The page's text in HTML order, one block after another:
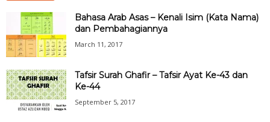
Bahasa Arab Asas – Kenali Isim (Kata Nama)
dan Pembahagiannya
March 11, 2017
Tafsir Surah Ghafir – Tafsir Ayat Ke-43 dan
Ke-44
September 5, 2017